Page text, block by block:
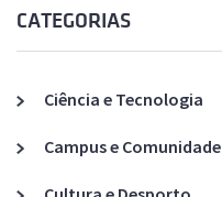
CATEGORIAS
Ciência e Tecnologia
Campus e Comunidade